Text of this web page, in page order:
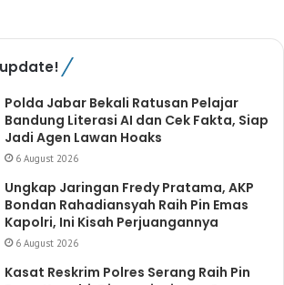
Polda Jabar Bekali Ratusan Pelajar
Bandung Literasi AI dan Cek Fakta, Siap
Jadi Agen Lawan Hoaks
6 August 2026
Ungkap Jaringan Fredy Pratama, AKP
Bondan Rahadiansyah Raih Pin Emas
Kapolri, Ini Kisah Perjuangannya
6 August 2026
Kasat Reskrim Polres Serang Raih Pin